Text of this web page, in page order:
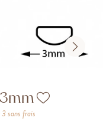
sans frais